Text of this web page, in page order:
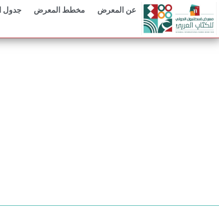
عن المعرض مخطط المعرض